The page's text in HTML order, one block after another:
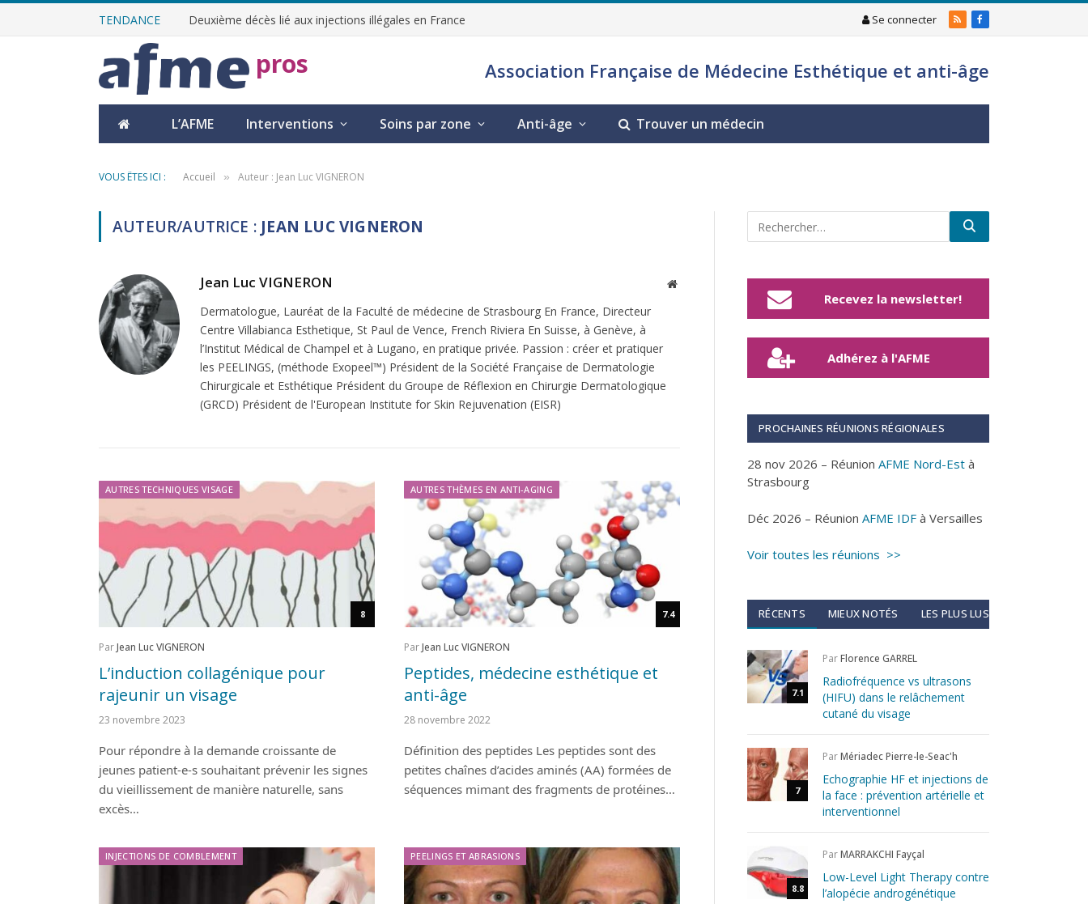
TENDANCE Deuxième décès lié aux injections illégales en France Se connecter RSSFacebook
pros Association Française de Médecine Esthétique et anti-âge
L’AFME Interventions Soins par zone Anti-âge Trouver un médecin
VOUS ÊTES ICI : Accueil » Auteur : Jean Luc VIGNERON
AUTEUR/AUTRICE : JEAN LUC VIGNERON
Jean Luc VIGNERON
Site
Dermatologue, Lauréat de la Faculté de médecine de Strasbourg En France, Directeur
Centre Villabianca Esthetique, St Paul de Vence, French Riviera En Suisse, à Genève, à
l’Institut Médical de Champel et à Lugano, en pratique privée. Passion : créer et pratiquer
les PEELINGS, (méthode Exopeel™) Président de la Société Française de Dermatologie
Chirurgicale et Esthétique Président du Groupe de Réflexion en Chirurgie Dermatologique
(GRCD) Président de l'European Institute for Skin Rejuvenation (EISR)
8
AUTRES TECHNIQUES VISAGE
ParJean Luc VIGNERON
L’induction collagénique pour
rajeunir un visage
23 novembre 2023
Pour répondre à la demande croissante de
jeunes patient-e-s souhaitant prévenir les signes
du vieillissement de manière naturelle, sans
excès…
7.4
AUTRES THÈMES EN ANTI-AGING
ParJean Luc VIGNERON
Peptides, médecine esthétique et
anti-âge
28 novembre 2022
Définition des peptides Les peptides sont des
petites chaînes d’acides aminés (AA) formées de
séquences mimant des fragments de protéines…
INJECTIONS DE COMBLEMENT PEELINGS ET ABRASIONS
Recevez la newsletter!
Adhérez à l'AFME
PROCHAINES RÉUNIONS RÉGIONALES
28 nov 2026 – Réunion AFME Nord-Est à
Strasbourg
Déc 2026 – Réunion AFME IDF à Versailles
Voir toutes les réunions >>
RÉCENTS MIEUX NOTÉS LES PLUS LUS
7.1
ParFlorence GARREL
Radiofréquence vs ultrasons
(HIFU) dans le relâchement
cutané du visage
7
ParMériadec Pierre-le-Seac'h
Echographie HF et injections de
la face : prévention artérielle et
interventionnel
8.8
ParMARRAKCHI Fayçal
Low-Level Light Therapy contre
l’alopécie androgénétique